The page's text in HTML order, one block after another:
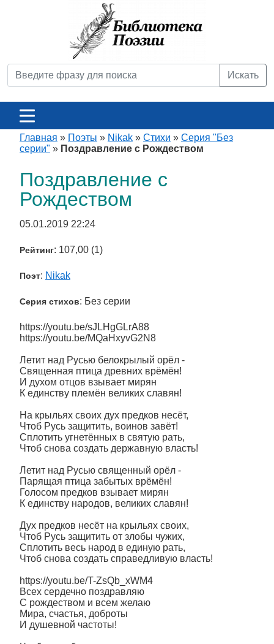
Искать
Главная » Поэты » Nikak » Стихи » Серия "Без
серии" » Поздравление с Рождеством
Поздравление с
Рождеством
05.01.2019 22:24
Рейтинг: 107,00 (1)
Поэт: Nikak
Серия стихов: Без серии
https://youtu.be/sJLHgGLrA88
https://youtu.be/MQaHxyvG2N8
Летит над Русью белокрылый орёл -
Священная птица древних врёмён!
И духом отцов взывает мирян
К единству племён великих славян!
На крыльях своих дух предков несёт,
Чтоб Русь защитить, воинов завёт!
Сплотить угнетённых в святую рать,
Чтоб снова создать державную власть!
Летит над Русью священный орёл -
Парящая птица забытых врёмён!
Голосом предков взывает мирян
К единству народов, великих славян!
Дух предков несёт на крыльях своих,
Чтоб Русь защитить от злобы чужих,
Сплотить весь народ в единую рать,
Чтоб снова создать справедливую власть!
https://youtu.be/T-ZsQb_xWM4
Всех сердечно поздравляю
С рождеством и всем желаю
Мира, счастья, доброты
И душевной частоты!